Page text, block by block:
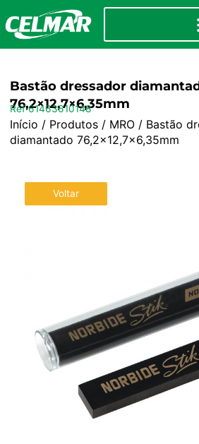
Bastão dressador
76,2×12,7×6,35mm
Ref 61463610148
Início / Produtos/ MRO/ Bastão
diamantado 76,2×12,7×6,35mm
Voltar